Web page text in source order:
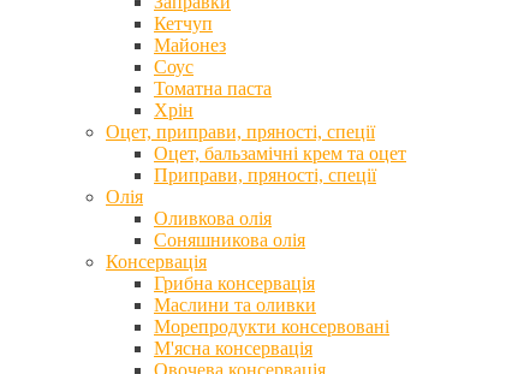
Кетчуп
Майонез
Соус
Томатна паста
Хрін
Оцет, приправи, пряності, спеції
Оцет, бальзамічні крем та оцет
Приправи, пряності, спеції
Олія
Оливкова олія
Соняшникова олія
Консервація
Грибна консервація
Маслини та оливки
Морепродукти консервовані
М'ясна консервація
Овочева консервація